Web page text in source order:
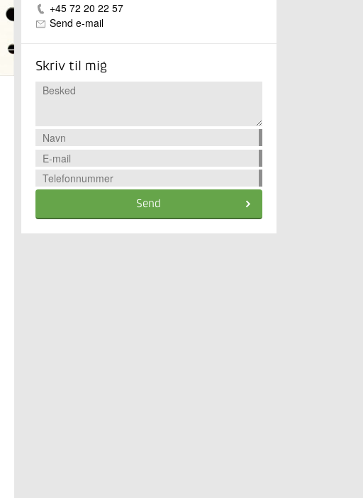
+45 72 20 22 57
Send e-mail
Skriv til mig
Send